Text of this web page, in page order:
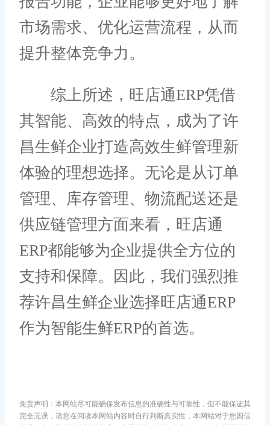
市场需求、优化运营流程，从而
提升整体竞争力。
综上所述，旺店通ERP凭借
其智能、高效的特点，成为了许
昌生鲜企业打造高效生鲜管理新
体验的理想选择。无论是从订单
管理、库存管理、物流配送还是
供应链管理方面来看，旺店通
ERP都能够为企业提供全方位的
支持和保障。因此，我们强烈推
荐许昌生鲜企业选择旺店通ERP
作为智能生鲜ERP的首选。
免责声明：本网站尽可能确保发布信息的准确性与可靠性，但不能保证其
完全无误，请您在阅读本网站内容时自行判断真实性，本网站对于您因信